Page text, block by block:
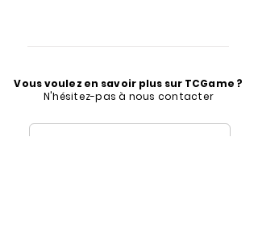
Vous voulez en savoir plus sur TCGame ?
N'hésitez-pas à nous contacter